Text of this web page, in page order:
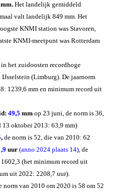
mm. Het landelijk gemiddeld
valt landelijk 849 mm. Het
KNMI station was Stavoren,
KNMI-meetpunt was Rotterdam
het zuidoosten recordhoge
IJsselstein (Limburg). De jaarnorm
1239,6 mm en minimum record uit
49,5 mm op 23 juni, de norm is 36,
oktober 2013: 63,9 mm)
, de norm is 52, die van 2010: 62
uur (anno 2024 plaats 14), de
(het minimum record uit
uit 2022: 2208,7 uur).
norm van 2010 om 2020 is 58 om 52